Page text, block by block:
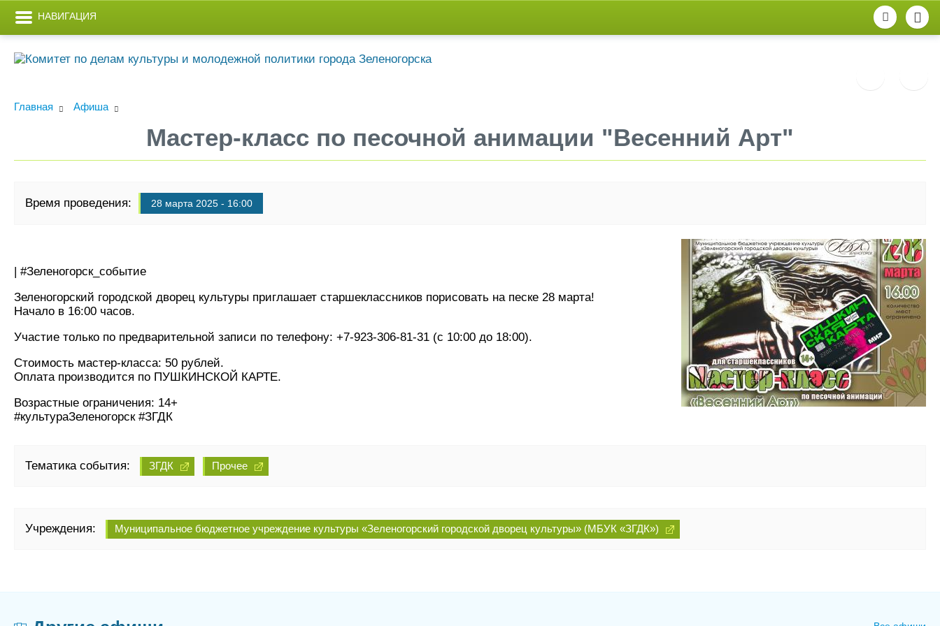
НАВИГАЦИЯ
Главная Афиша
Мастер-класс по песочной анимации "Весенний Арт"
Время проведения: 28 марта 2025 - 16:00
| #Зеленогорск_событие
Зеленогорский городской дворец культуры приглашает старшеклассников порисовать на песке 28 марта!
Начало в 16:00 часов.
Участие только по предварительной записи по телефону: +7-923-306-81-31 (с 10:00 до 18:00).
Стоимость мастер-класса: 50 рублей.
Оплата производится по ПУШКИНСКОЙ КАРТЕ.
Возрастные ограничения: 14+
#культураЗеленогорск #ЗГДК
Тематика события: ЗГДК Прочее
Учреждения: Муниципальное бюджетное учреждение культуры «Зеленогорский городской дворец культуры» (МБУК «ЗГДК»)